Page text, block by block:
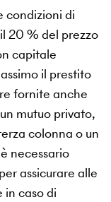
condizioni di
20 % del prezzo
capitale
il prestito
fornite anche
mutuo privato,
colonna o un
necessario
assicurare alle
caso di